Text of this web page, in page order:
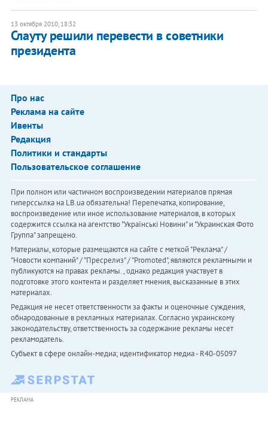
13 октября 2010, 18:32
Слауту решили перевести в советники
президента
Про нас
Реклама на сайте
Ивенты
Редакция
Политики и стандарты
Пользовательское соглашение
При полном или частичном воспроизведении материалов прямая
гиперссылка на LB.ua обязательна! Перепечатка, копирование,
воспроизведение или иное использование материалов, в которых
содержится ссылка на агентство "Українськi Новини" и "Украинская Фото
Группа" запрещено.
Материалы, которые размещаются на сайте с меткой "Реклама" /
"Новости компаний" / "Пресрелиз" / "Promoted", являются рекламными и
публикуются на правах рекламы. , однако редакция участвует в
подготовке этого контента и разделяет мнения, высказанные в этих
материалах.
Редакция не несет ответственности за факты и оценочные суждения,
обнародованные в рекламных материалах. Согласно украинскому
законодательству, ответственность за содержание рекламы несет
рекламодатель.
Субъект в сфере онлайн-медиа; идентификатор медиа - R40-05097
РЕКЛАМА